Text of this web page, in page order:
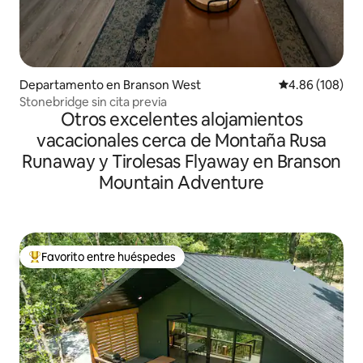
Departamento en Branson West Calificación
4.86 (108)
Stonebridge sin cita previa
Otros excelentes alojamientos
vacacionales cerca de Montaña Rusa
Runaway y Tirolesas Flyaway en Branson
Mountain Adventure
De los mejores en Favorito entre huéspedes
Favorito entre huéspedes